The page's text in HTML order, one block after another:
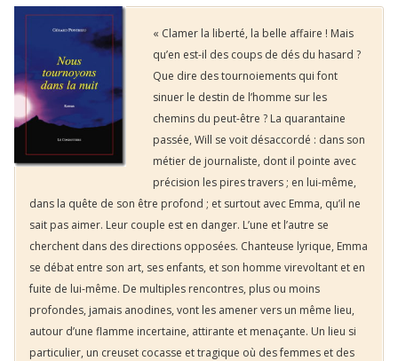
« Clamer la liberté, la belle affaire ! Mais
qu’en est-il des coups de dés du hasard ?
Que dire des tournoiements qui font
sinuer le destin de l’homme sur les
chemins du peut-être ? La quarantaine
passée, Will se voit désaccordé : dans son
métier de journaliste, dont il pointe avec
précision les pires travers ; en lui-même,
dans la quête de son être profond ; et surtout avec Emma, qu’il ne
sait pas aimer. Leur couple est en danger. L’une et l’autre se
cherchent dans des directions opposées. Chanteuse lyrique, Emma
se débat entre son art, ses enfants, et son homme virevoltant et en
fuite de lui-même. De multiples rencontres, plus ou moins
profondes, jamais anodines, vont les amener vers un même lieu,
autour d’une flamme incertaine, attirante et menaçante. Un lieu si
particulier, un creuset cocasse et tragique où des femmes et des